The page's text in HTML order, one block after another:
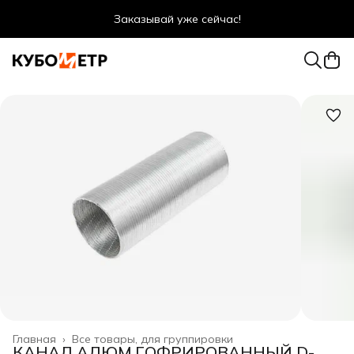
Заказывай уже сейчас!
Оптовые цены даже для физ. лиц
Все товары, для группировки
Главная ›